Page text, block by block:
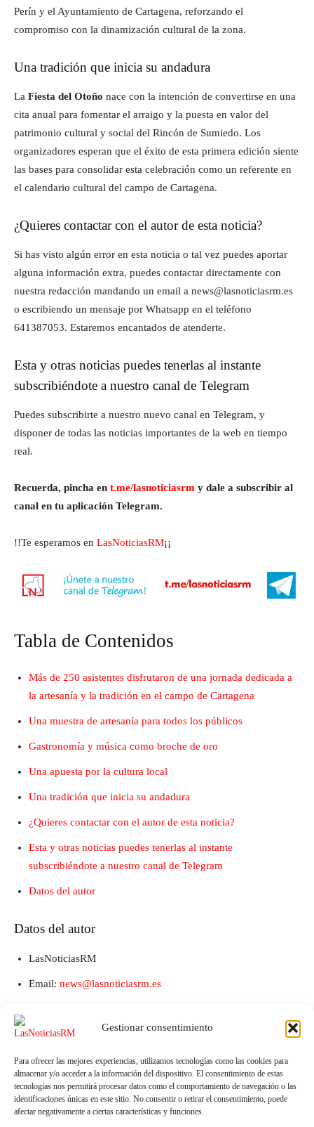
Gestionar consentimiento
Para ofrecer las mejores experiencias, utilizamos tecnologías como las cookies para
almacenar y/o acceder a la información del dispositivo. El consentimiento de estas
tecnologías nos permitirá procesar datos como el comportamiento de navegación o las
identificaciones únicas en este sitio. No consentir o retirar el consentimiento, puede
afectar negativamente a ciertas características y funciones.
Perín y el Ayuntamiento de Cartagena, reforzando el
compromiso con la dinamización cultural de la zona.
Una tradición que inicia su andadura
La Fiesta del Otoño nace con la intención de convertirse en una
cita anual para fomentar el arraigo y la puesta en valor del
patrimonio cultural y social del Rincón de Sumiedo. Los
organizadores esperan que el éxito de esta primera edición siente
las bases para consolidar esta celebración como un referente en
el calendario cultural del campo de Cartagena.
¿Quieres contactar con el autor de esta noticia?
Si has visto algún error en esta noticia o tal vez puedes aportar
alguna información extra, puedes contactar directamente con
nuestra redacción mandando un email a news@lasnoticiasrm.es
o escribiendo un mensaje por Whatsapp en el teléfono
641387053. Estaremos encantados de atenderte.
Esta y otras noticias puedes tenerlas al instante
subscribiéndote a nuestro canal de Telegram
Puedes subscribirte a nuestro nuevo canal en Telegram, y
disponer de todas las noticias importantes de la web en tiempo
real.
Recuerda, pincha en t.me/lasnoticiasrm y dale a subscribir al
canal en tu aplicación Telegram.
!!Te esperamos en LasNoticiasRM¡¡
Tabla de Contenidos
Más de 250 asistentes disfrutaron de una jornada dedicada a
la artesanía y la tradición en el campo de Cartagena
Una muestra de artesanía para todos los públicos
Gastronomía y música como broche de oro
Una apuesta por la cultura local
Una tradición que inicia su andadura
¿Quieres contactar con el autor de esta noticia?
Esta y otras noticias puedes tenerlas al instante
subscribiéndote a nuestro canal de Telegram
Datos del autor
Datos del autor
LasNoticiasRM
Email: news@lasnoticiasrm.es